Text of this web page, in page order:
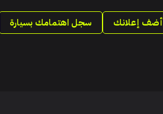
أضف إعلانك سجل اهتمامك بسيارة